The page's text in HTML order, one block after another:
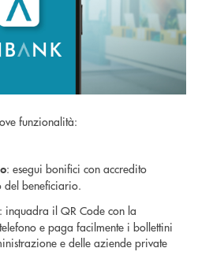
funzionalità:
: esegui bonifici con accredito
del beneficiario.
: inquadra il QR Code con la
e paga facilmente i bollettini
e delle aziende private